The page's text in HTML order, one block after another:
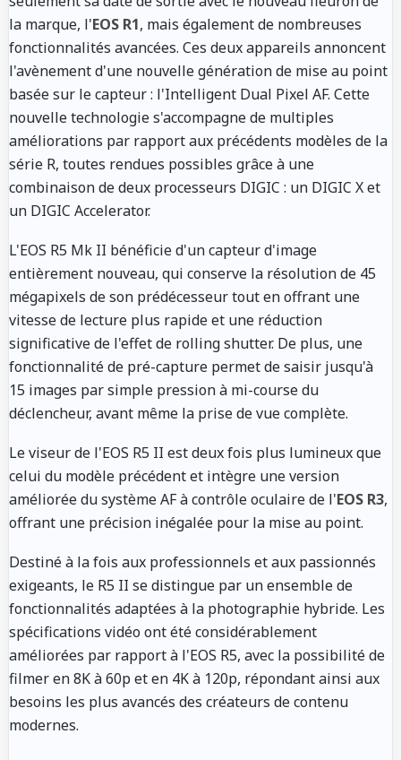
la marque, l'EOS R1, mais également de nombreuses
fonctionnalités avancées. Ces deux appareils annoncent
l'avènement d'une nouvelle génération de mise au point
basée sur le capteur : l'Intelligent Dual Pixel AF. Cette
nouvelle technologie s'accompagne de multiples
améliorations par rapport aux précédents modèles de la
série R, toutes rendues possibles grâce à une
combinaison de deux processeurs DIGIC : un DIGIC X et
un DIGIC Accelerator.
L'EOS R5 Mk II bénéficie d'un capteur d'image
entièrement nouveau, qui conserve la résolution de 45
mégapixels de son prédécesseur tout en offrant une
vitesse de lecture plus rapide et une réduction
significative de l'effet de rolling shutter. De plus, une
fonctionnalité de pré-capture permet de saisir jusqu'à
15 images par simple pression à mi-course du
déclencheur, avant même la prise de vue complète.
Le viseur de l'EOS R5 II est deux fois plus lumineux que
celui du modèle précédent et intègre une version
améliorée du système AF à contrôle oculaire de l'EOS R3,
offrant une précision inégalée pour la mise au point.
Destiné à la fois aux professionnels et aux passionnés
exigeants, le R5 II se distingue par un ensemble de
fonctionnalités adaptées à la photographie hybride. Les
spécifications vidéo ont été considérablement
améliorées par rapport à l'EOS R5, avec la possibilité de
filmer en 8K à 60p et en 4K à 120p, répondant ainsi aux
besoins les plus avancés des créateurs de contenu
modernes.